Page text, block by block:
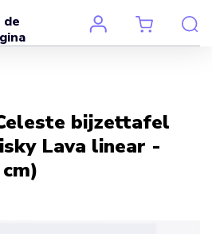
bijzettafel
Lava linear -